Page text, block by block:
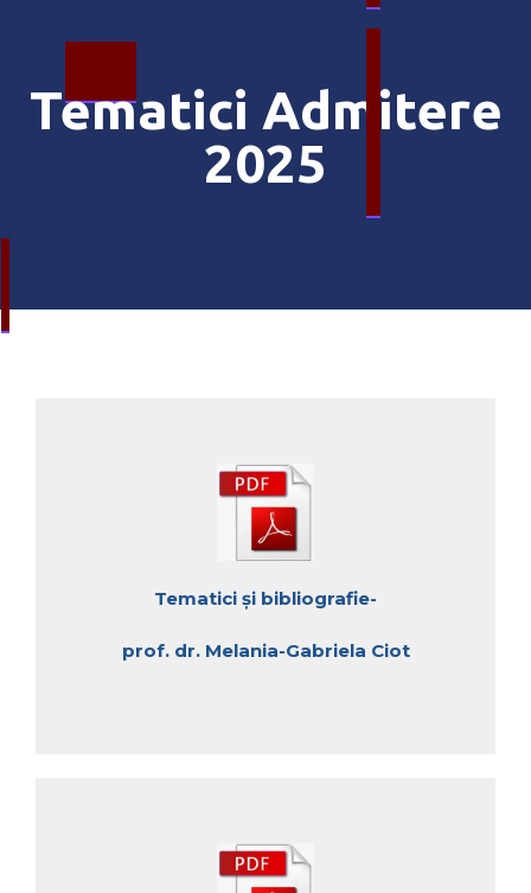
Tematici Admitere
2025
Tematici și bibliografie-
prof. dr. Melania-Gabriela Ciot